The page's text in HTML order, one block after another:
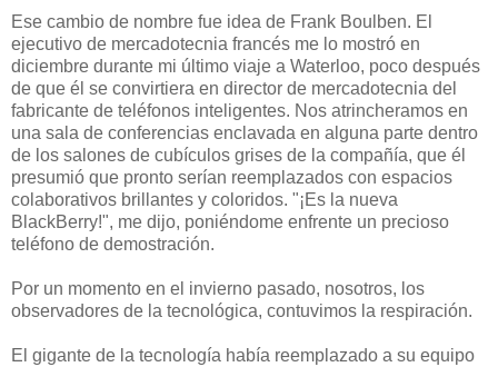
Ese cambio de nombre fue idea de Frank Boulben. El
ejecutivo de mercadotecnia francés me lo mostró en
diciembre durante mi último viaje a Waterloo, poco después
de que él se convirtiera en director de mercadotecnia del
fabricante de teléfonos inteligentes. Nos atrincheramos en
una sala de conferencias enclavada en alguna parte dentro
de los salones de cubículos grises de la compañía, que él
presumió que pronto serían reemplazados con espacios
colaborativos brillantes y coloridos. "¡Es la nueva
BlackBerry!", me dijo, poniéndome enfrente un precioso
teléfono de demostración.
Por un momento en el invierno pasado, nosotros, los
observadores de la tecnológica, contuvimos la respiración.
El gigante de la tecnología había reemplazado a su equipo